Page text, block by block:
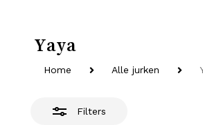
Yaya
Home Alle jurken
Filters